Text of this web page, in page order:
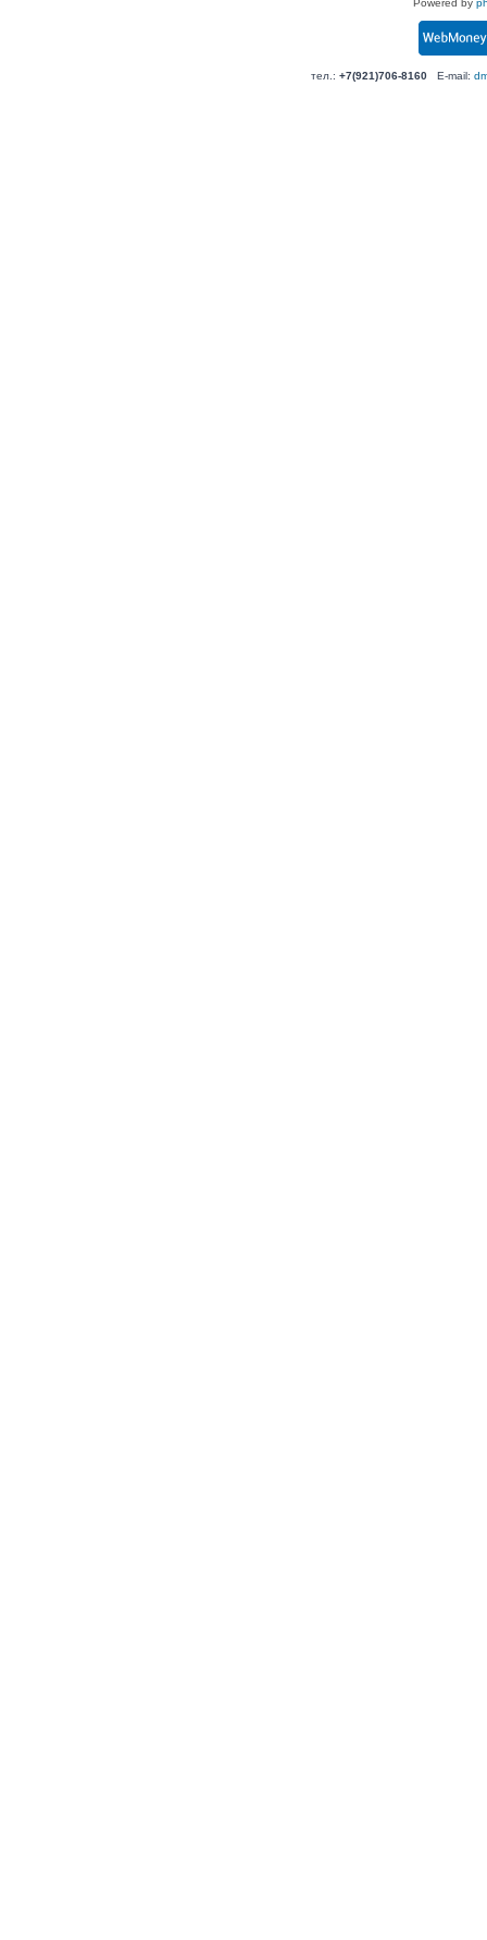
Powered by
тел.: +7(921)706-8160E-mail: